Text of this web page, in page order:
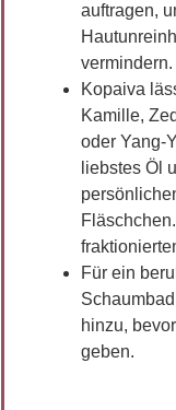
auftragen,
vermindern.
Kopaiva
Kamille,
oder Yang-
liebstes Öl
Für ein
hinzu,
geben.